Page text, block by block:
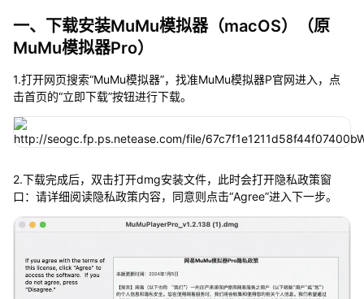
一、下载安装MuMu模拟器（macOS）（原
MuMu模拟器Pro）
1.打开网页搜索“MuMu模拟器”，找准MuMu模拟器P官网进入，点
击首页的“立即下载”按钮进行下载。
2.下载完成后，双击打开dmg安装文件，此时会打开隐私政策窗
口：请详细阅读隐私政策内容，同意则点击“Agree”进入下一步。